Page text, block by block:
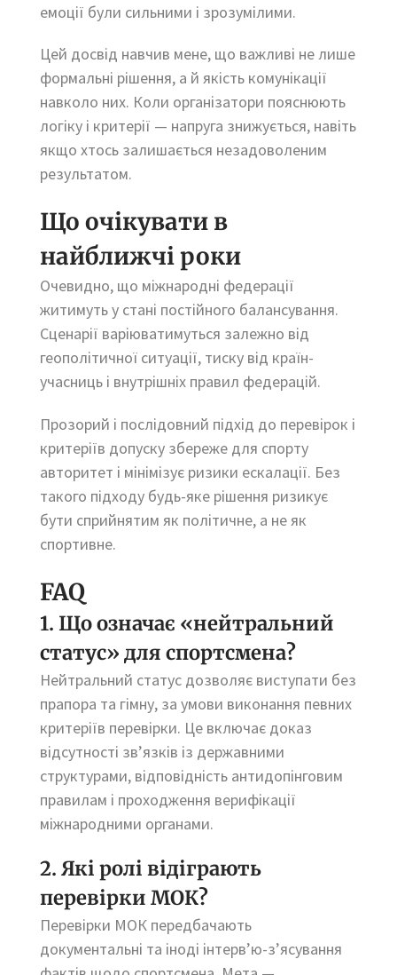
емоції були сильними і зрозумілими.
Цей досвід навчив мене, що важливі не лише
формальні рішення, а й якість комунікації
навколо них. Коли організатори пояснюють
логіку і критерії — напруга знижується, навіть
якщо хтось залишається незадоволеним
результатом.
Що очікувати в
найближчі роки
Очевидно, що міжнародні федерації
житимуть у стані постійного балансування.
Сценарії варіюватимуться залежно від
геополітичної ситуації, тиску від країн-
учасниць і внутрішніх правил федерацій.
Прозорий і послідовний підхід до перевірок і
критеріїв допуску збереже для спорту
авторитет і мінімізує ризики ескалації. Без
такого підходу будь-яке рішення ризикує
бути сприйнятим як політичне, а не як
спортивне.
FAQ
1. Що означає «нейтральний
статус» для спортсмена?
Нейтральний статус дозволяє виступати без
прапора та гімну, за умови виконання певних
критеріїв перевірки. Це включає доказ
відсутності зв’язків із державними
структурами, відповідність антидопінговим
правилам і проходження верифікації
міжнародними органами.
2. Які ролі відіграють
перевірки МОК?
Перевірки МОК передбачають
документальні та іноді інтерв’ю-з’ясування